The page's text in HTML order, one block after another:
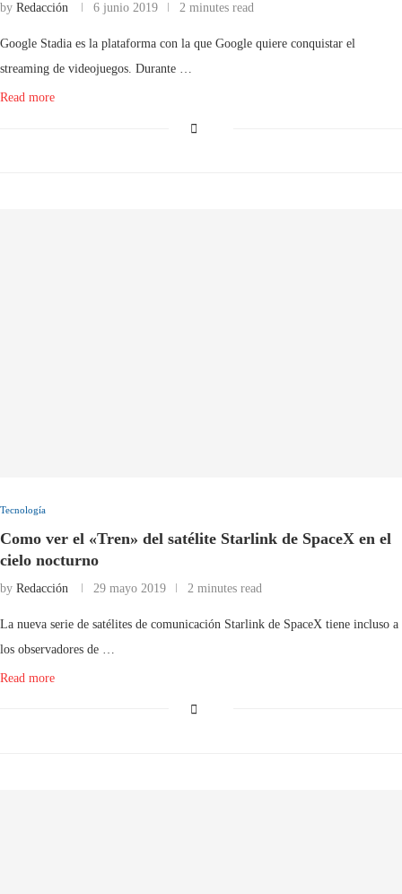
by Redacción 6 junio 2019 2 minutes read
Google Stadia es la plataforma con la que Google quiere conquistar el
streaming de videojuegos. Durante …
Read more
Tecnología
Como ver el «Tren» del satélite Starlink de SpaceX en el
cielo nocturno
by Redacción 29 mayo 2019 2 minutes read
La nueva serie de satélites de comunicación Starlink de SpaceX tiene incluso a
los observadores de …
Read more